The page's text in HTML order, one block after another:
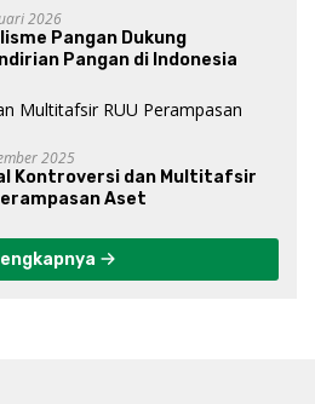
2026
Pangan Dukung
Pangan di Indonesia
2025
Kontroversi dan Multitafsir
Aset